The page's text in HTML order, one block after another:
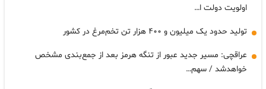
اولویت دولت ا…
تولید حدود یک میلیون و ۴۰۰ هزار تن تخم‌مرغ در کشور
عراقچی: مسیر جدید عبور از تنگه هرمز بعد از جمع‌بندی مشخص
خواهدشد / سهم…